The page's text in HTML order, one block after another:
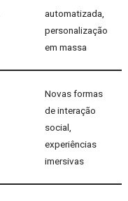
automatizada,
personalização
em massa
Novas formas
de interação
social,
experiências
imersivas